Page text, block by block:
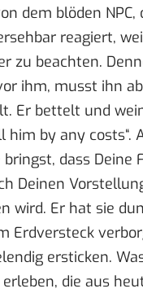
dem blöden
reagiert,
zu beachten.
ihm, musst ihn
Er bettelt und
by any costs“.
dass Deine
Deinen
wird. Er hat sie
Erdversteck
ersticken.
die aus